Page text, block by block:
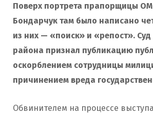
Поверх портрета прапорщицы
Бондарчук там было написано
из них — «поиск» и «репост». Суд
района признал публикацию
оскорблением сотрудницы
причинением вреда
Обвинителем на процессе